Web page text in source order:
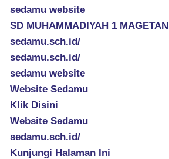
sedamu website
SD MUHAMMADIYAH 1 MAGETAN
sedamu.sch.id/
sedamu.sch.id/
sedamu website
Website Sedamu
Klik Disini
Website Sedamu
sedamu.sch.id/
Kunjungi Halaman Ini